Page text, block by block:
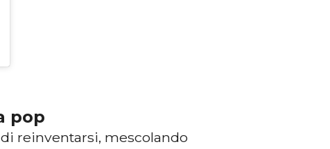
pop
reinventarsi, mescolando